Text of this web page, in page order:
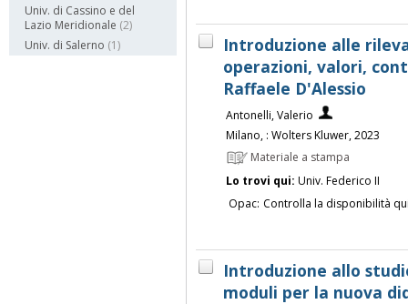
Univ. di Cassino e del
Lazio Meridionale (2)
Univ. di Salerno (1)
Introduzione alle
operazioni, valori,
Raffaele D'Alessio
Antonelli, Valerio
Milano, : Wolters Kluwer, 2023
Materiale a stampa
Lo trovi qui: Univ. Federico II
Opac: Controlla la disponibilità
Introduzione allo
moduli per la nuova